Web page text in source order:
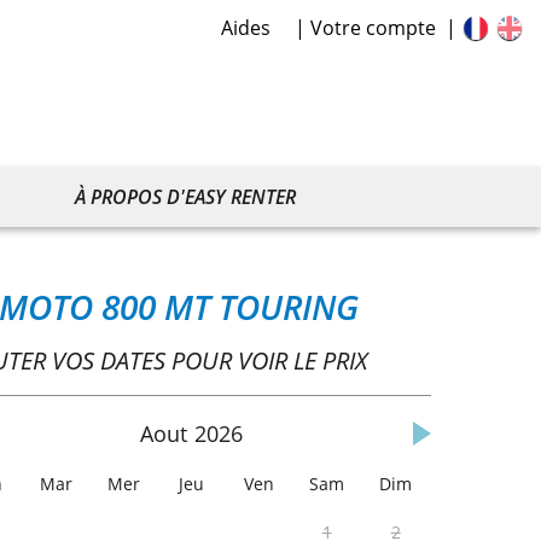
Aides Votre compte
À PROPOS D'EASY RENTER
800 MT TOURING
VOS DATES POUR VOIR LE PRIX
Aout 2026
Mar Mer Jeu Ven Sam Dim
1
2